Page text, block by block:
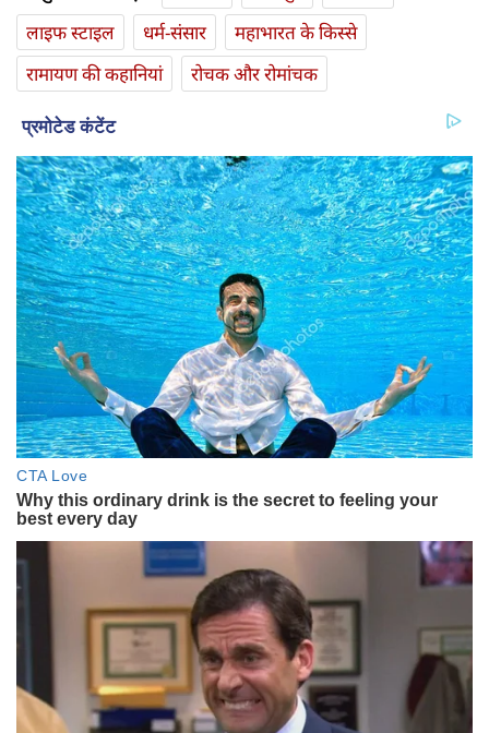
लाइफ स्‍टाइल
धर्म-संसार
महाभारत के किस्से
रामायण की कहानियां
रोचक और रोमांचक